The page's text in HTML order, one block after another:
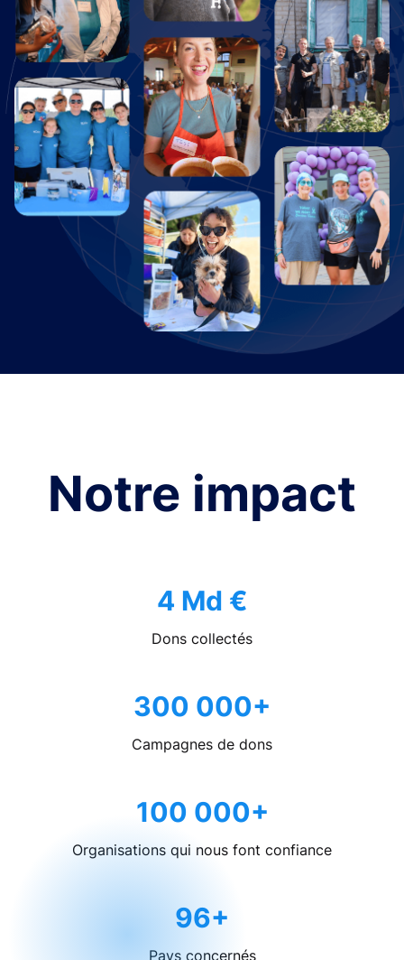
Notre impact
4 Md €
Dons collectés
300 000+
Campagnes de dons
100 000+
Organisations qui nous font confiance
96+
Pays concernés